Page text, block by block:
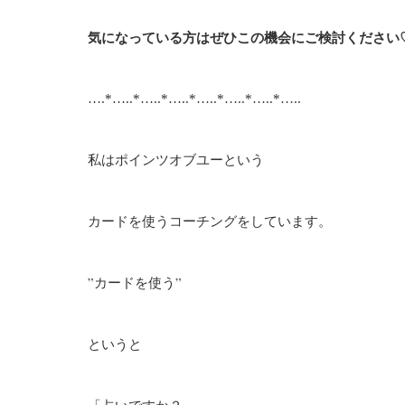
気になっている方はぜひこの機会にご検討くださ
….*…..*…..*…..*…..*…..*…..*…..
私はポインツオブユーという
カードを使うコーチングを しています。
”カードを使う”
というと